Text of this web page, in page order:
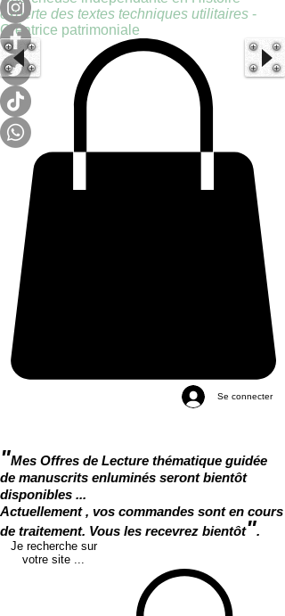
experte des textes techniques utilitaires -
Créatrice patrimoniale
Se connecter
"Mes Offres de Lecture thématique guidée
de manuscrits enluminés seront bientôt
disponibles ...
Actuellement , vos commandes sont en cours
de traitement. Vous les recevrez bientôt".
Je recherche sur
votre site ...